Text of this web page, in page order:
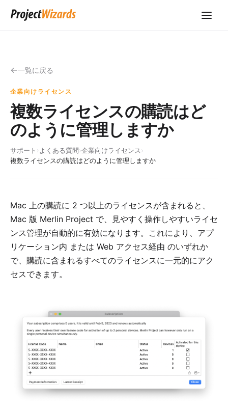
一覧に戻る
企業向けライセンス
複数ライセンスの購読はど
のように管理しますか
サポート › よくある質問›企業向けライセンス›
複数ライセンスの購読はどのように管理しますか
Mac 上の購読に 2 つ以上のライセンスが含まれると、
Mac 版 Merlin Project で、見やすく操作しやすいライセ
ンス管理が自動的に有効になります。これにより、 アプ
リケーション内 または Web アクセス経由 のいずれか
で、購読に含まれるすべてのライセンスに一元的にアク
セスできます。